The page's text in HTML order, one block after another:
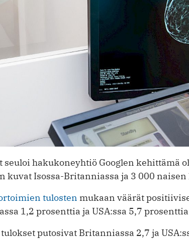
seuloi hakukoneyhtiö Googlen kehittämä
kuvat Isossa-Britanniassa ja 3 000 naisen
tulosten mukaan väärät
1,2 prosenttia ja USA:ssa 5,7
putosivat Britanniassa 2,7 ja